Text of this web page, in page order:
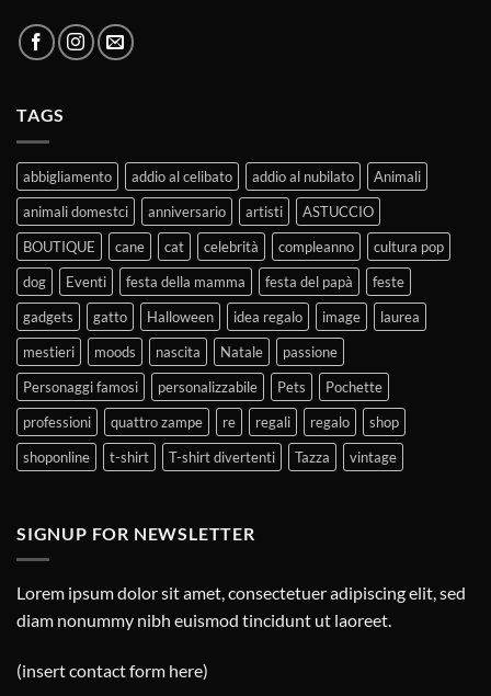
TAGS
abbigliamento addio al celibato addio al nubilato
Animali
animali domestci
anniversario artisti
ASTUCCIO
BOUTIQUE
cane cat celebrità compleanno
cultura pop
dog
Eventi festa della mamma festa del papà
feste
gadgets
gatto Halloween idea regalo image
laurea
mestieri
moods nascita Natale
passione
Personaggi famosi
personalizzabile Pets
Pochette
professioni
quattro zampe re regali regalo
shop
shoponline
t-shirt T-shirt divertenti Tazza vintage
SIGNUP FOR NEWSLETTER
Lorem ipsum dolor sit amet, consectetuer adipiscing elit, sed
diam nonummy nibh euismod tincidunt ut laoreet.
(insert contact form here)